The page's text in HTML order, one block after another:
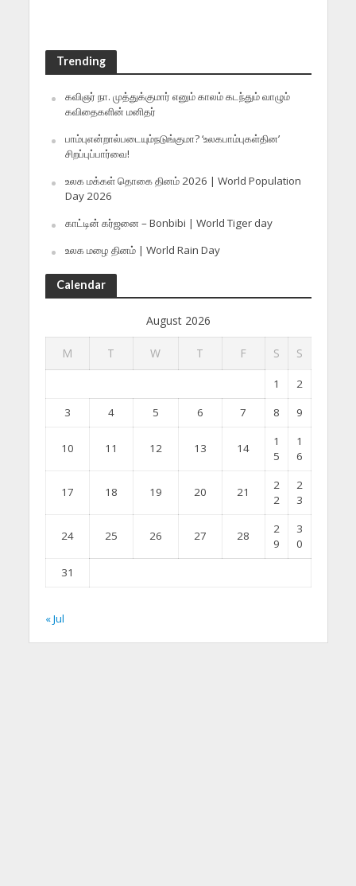
Trending
கவிஞர் நா. முத்துக்குமார் எனும் காலம் கடந்தும் வாழும்
கவிதைகளின் மனிதர்
பாம்புஎன்றால்படையும்நடுங்குமா? ‘உலகபாம்புகள்தின’
சிறப்புப்பார்வை!
உலக மக்கள் தொகை தினம் 2026 | World Population
Day 2026
காட்டின் கர்ஜனை – Bonbibi | World Tiger day
உலக மழை தினம் | World Rain Day
Calendar
August 2026
M T W T F S S
1
2
3
4 5 6 7 8 9
10 11 12 13 14
1
5
1
6
17 18 19 20 21
2
2
2
3
24 25 26 27 28
2
9
3
0
31
« Jul